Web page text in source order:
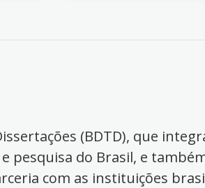
(BDTD), que
pesquisa do Brasil, e
com as instituições